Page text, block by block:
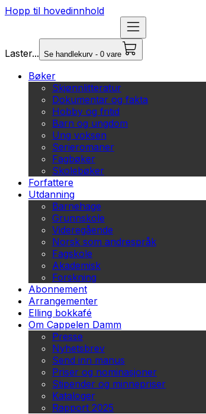
Hopp til hovedinnhold
Laster... Se handlekurv - 0 vare
Bøker
Skjønnlitteratur
Dokumentar og fakta
Hobby og fritid
Barn og ungdom
Ung voksen
Serieromaner
Fagbøker
Skolebøker
Forfattere
Utdanning
Barnehage
Grunnskole
Videregående
Norsk som andrespråk
Fagskole
Akademisk
Forskning
Abonnement
Arrangementer
Elling bokkafé
Om Cappelen Damm
Presse
Nyhetsbrev
Send inn manus
Priser og nominasjoner
Stipender og minnepriser
Kataloger
Rapport 2025